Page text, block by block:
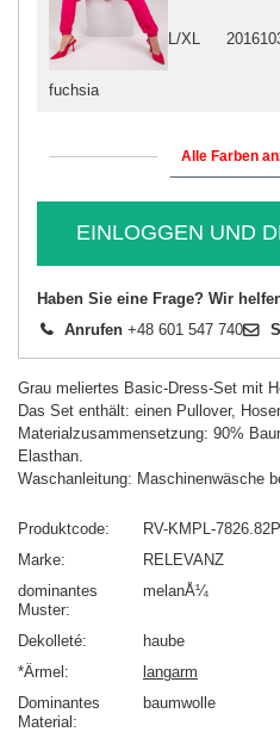
fuchsia
L/XL
Alle Farben
EINLOGGEN UND
Haben Sie eine Frage? Wir
Anrufen +48 601 547 740
Grau meliertes Basic-Dress-Set mit
Das Set enthält: einen Pullover,
Materialzusammensetzung: 90%
Elasthan.
Waschanleitung: Maschinenwäsche
Produktcode
RV-KMPL-7826.82P
Marke
RELEVANZ
dominantes
Muster
melanÅ¼
Dekolleté
haube
*Ärmel
langarm
Dominantes
Material
baumwolle